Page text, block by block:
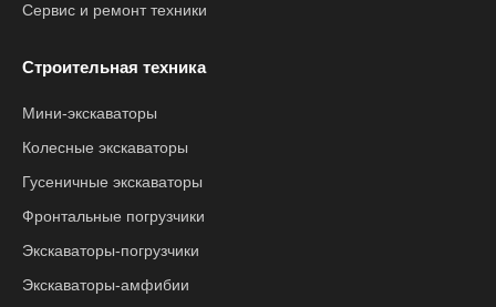
Сервис и ремонт техники
Строительная техника
Мини-экскаваторы
Колесные экскаваторы
Гусеничные экскаваторы
Фронтальные погрузчики
Экскаваторы-погрузчики
Экскаваторы-амфибии